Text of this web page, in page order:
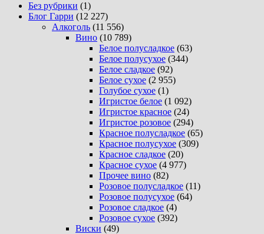
Без рубрики (1)
Блог Гарри (12 227)
Алкоголь (11 556)
Вино (10 789)
Белое полусладкое (63)
Белое полусухое (344)
Белое сладкое (92)
Белое сухое (2 955)
Голубое сухое (1)
Игристое белое (1 092)
Игристое красное (24)
Игристое розовое (294)
Красное полусладкое (65)
Красное полусухое (309)
Красное сладкое (20)
Красное сухое (4 977)
Прочее вино (82)
Розовое полусладкое (11)
Розовое полусухое (64)
Розовое сладкое (4)
Розовое сухое (392)
Виски (49)